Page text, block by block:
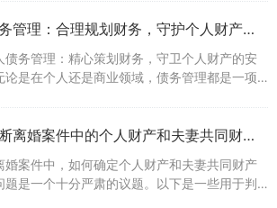
、合...
个人债务管理：合理规划财务，守护个人财产安全
管理：精心策划财务，守卫个人财产的安
在个人还是商业领域，债务管理都是一项
...
如何判断离婚案件中的个人财产和夫妻共同财产？
件中，如何确定个人财产和夫妻共同财产
题是一个十分严肃的议题。以下是一些用于判